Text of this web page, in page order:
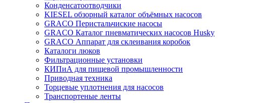
Конденсатоотводчики
KIESEL обзорный каталог объёмных насосов
GRACO Перистальчиские насосы
GRACO Каталог пневматических насосов Husky
GRACO Аппарат для склеивания коробок
Каталоги люков
Фильтрационные установки
КИПиА для пищевой промышленности
Приводная техника
Торцевые уплотнения для насосов
Транспортеные ленты